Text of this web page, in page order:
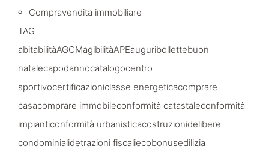
Compravendita immobiliare
TAG
abitabilitàAGCMagibilitàAPEauguribollettebuon
natalecapodannocatalogocentro
sportivocertificazioniclasse energeticacomprare
casacomprare immobileconformità catastaleconformità
impianticonformità urbanisticacostruzionidelibere
condominialidetrazioni fiscaliecobonusedilizia